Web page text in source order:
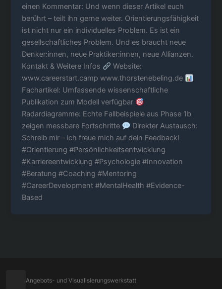
einen Kommentar: Und wenn dieser Artikel euch
berührt – teilt ihn gerne weiter. Orientierungsfähigkeit
ist nicht nur ein individuelles Problem. Es ist ein
gesellschaftliches Problem. Und es braucht neue
Denker:innen, neue Praktiker:innen, neue Allianzen.
Kontakt & Weitere Infos
Website:
www.careerstart.camp www.thorstenebeling.de
Fachartikel: Umfassende wissenschaftliche
Publikation zum Modell verfügbar
Radardiagramme: Echte Fallbeispiele aus Phase 1b
zeigen messbare Fortschritte
Direkter Austausch:
Schreib mir – ich freue mich auf dein Feedback!
#Orientierung #Persönlichkeitsentwicklung
#Karriereentwicklung #Psychologie #Innovation
#Beratung #Coaching #Mentoring
#CareerDevelopment #MentalHealth #Evidence-
Based
Angebots- und Visualisierungswerkstatt